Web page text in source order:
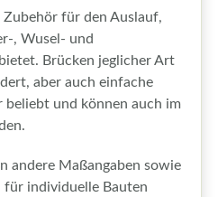
für den Auslauf,
, Wusel- und
Brücken jeglicher Art
aber auch einfache
beliebt und können auch im
andere Maßangaben sowie
für individuelle Bauten